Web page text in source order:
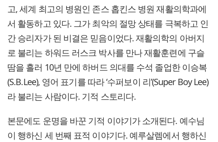
고, 세계 최고의 병원인 존스 홉킨스 병원 재활의학과에
서 활동하고 있다. 그가 최악의 절망 상태를 극복하고 인
간 승리자가 된 비결은 믿음이었다. 재활의학의 아버지
로 불리는 하워드 러스크 박사를 만나 재활훈련에 구슬
땀을 흘러 10년 만에 하버드 의대를 수석 졸업한 이승복
(S.B.Lee), 영어 표기를 따라 ‘수퍼보이 리’(Super Boy Lee)
라 불리는 사람이다. 기적 스토리다.
본문에도 운명을 바꾼 기적 이야기가 소개된다. 예수님
이 행하신 세 번째 표적 이야기다. 예루살렘에서 행하신